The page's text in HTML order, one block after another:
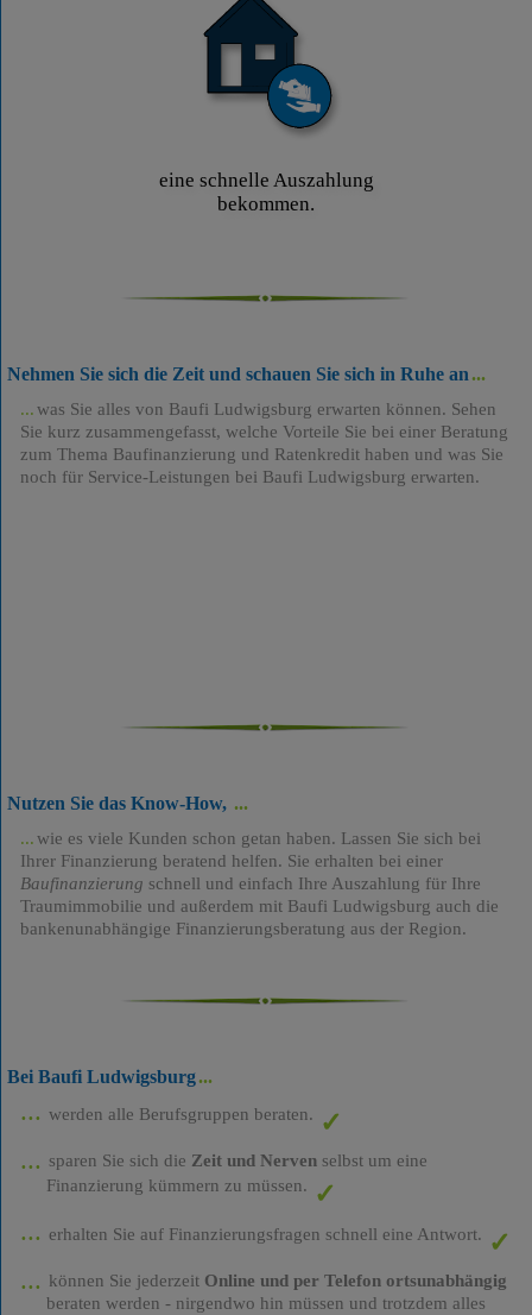
eine schnelle Auszahlung
bekommen.
Nehmen Sie sich die Zeit und schauen Sie sich in Ruhe an
was Sie alles von Baufi Ludwigsburg erwarten können. Sehen
Sie kurz zusammengefasst, welche Vorteile Sie bei einer Beratung
zum Thema Baufinanzierung und Ratenkredit haben und was Sie
noch für Service-Leistungen bei Baufi Ludwigsburg erwarten.
Nutzen Sie das Know-How,
wie es viele Kunden schon getan haben. Lassen Sie sich bei
Ihrer Finanzierung beratend helfen. Sie erhalten bei einer
Baufinanzierung schnell und einfach Ihre Auszahlung für Ihre
Traumimmobilie und außerdem mit Baufi Ludwigsburg auch die
bankenunabhängige Finanzierungsberatung aus der Region.
Bei Baufi Ludwigsburg
werden alle Berufsgruppen beraten.
sparen Sie sich die Zeit und Nervenselbst um eine
Finanzierung kümmern zu müssen.
erhalten Sie auf Finanzierungsfragen schnell eine Antwort.
können Sie jederzeit Online und per Telefon ortsunabhängig
beraten werden - nirgendwo hin müssen und trotzdem alles